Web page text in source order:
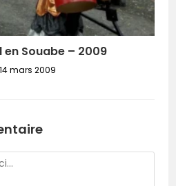
en Souabe – 2009
14 mars 2009